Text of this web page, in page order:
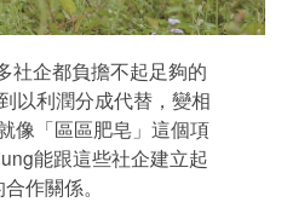
社企都負擔不起足夠的
以利潤分成代替，變相
像「區區肥皂」這個項
能跟這些社企建立起
作關係。